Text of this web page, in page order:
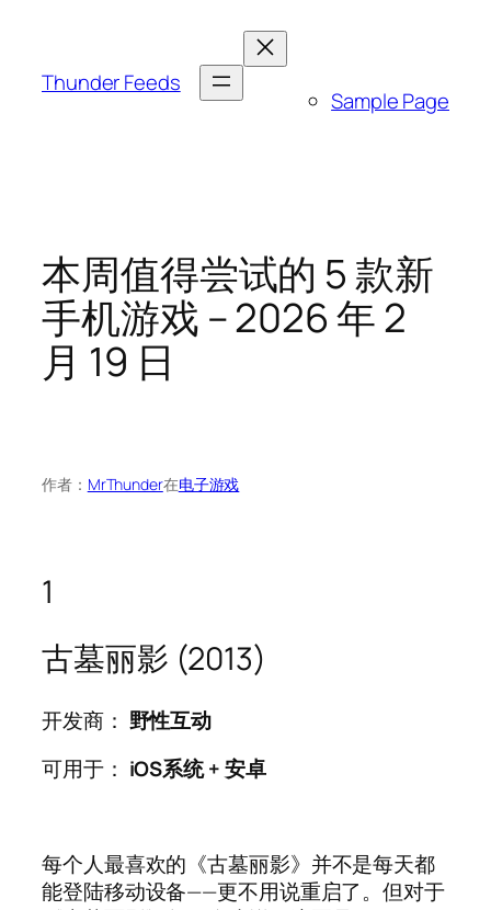
Thunder Feeds
Sample Page
本周值得尝试的 5 款新
手机游戏 – 2026 年 2
月 19 日
作者： MrThunder在电子游戏
1
古墓丽影 (2013)
开发商： 野性互动
可用于： iOS系统+安卓
每个人最喜欢的《古墓丽影》并不是每天都
能登陆移动设备——更不用说重启了。但对于